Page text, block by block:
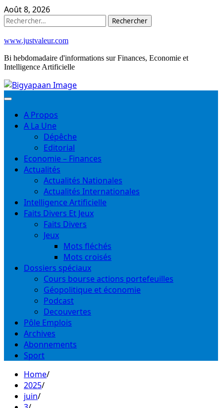
Skip
to
Août 8, 2026
Rechercher :
www.justvaleur.com
Bi hebdomadaire d'informations sur Finances, Economie et
Intelligence Artificielle
A Propos
A La Une
Dépêche
Editorial
Economie – Finances
Actualités
Actualités Nationales
Actualités Internationales
Intelligence Artificielle
Faits Divers Et Jeux
Faits Divers
Jeux
Mots fléchés
Mots croisés
Dossiers spéciaux
Cours bourse actions portefeuilles
Géopolitique et économie
Podcast
Decouvertes
Pôle Emplois
Archives
Abonnements
Sport
Home
2025
juin